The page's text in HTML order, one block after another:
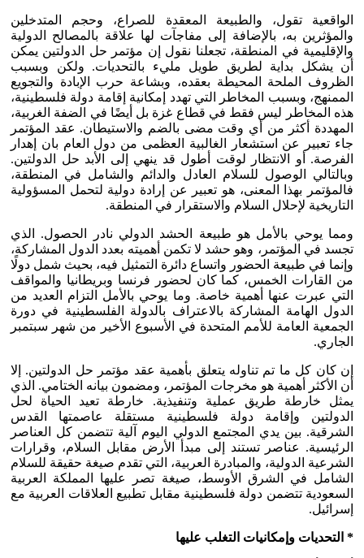
الواقعية تقول، والطبيعة المعقدة للصراع، وحجم المتدخلين
والمؤثرين به، بالإضافة إلى مفاجآت لها علاقة بالمصالح الدولية
والإقليمية في المنطقة، تجعلنا نقول إن مؤتمر حل الدولتين يمكن
أن يشكل بداية لطريق طويل مليء بالتحديات. ولكن وبسبب
الظروف الملحة المحيطة بعقده، وبشاعة حرب الإبادة والتجويع
الممنهج، وبسبب المخاطر التي تهدد إمكانية إقامة دولة فلسطينية،
هذه المخاطر ليس فقط في قطاع غزة بل أيضًا في الضفة الغربية،
المهددة أكثر من أي وقت مضى بالضم والاستيطان. عقد المؤتمر
جاء تعبير عن استشعار الغالبية العظمى من دول العام بان إهدار
الفرصة. أو الانتظار لوقت أطول قد ينهي إلى الأبد حل الدولتين.
وبالتالي الوصول للسلام العادل والدائم والشامل في المنطقة،
فالمؤتمر بهذا المعنى، هو تعبير عن إرادة دولية لتحمل المسؤولية
التاريخية لإحلال السلام والاستقرار في المنطقة.
ومما يوحي بالأمل هو طبيعة الحشد الدولي نادر الحصول. الذي
تجسد في المؤتمر، وهو حشد لا تكمن أهميته بعدد الدول المشاركة،
وإنما في طبيعة الحضور واتساع دائرة التمثيل فيه، بحيث شمل دولًا
من القارات الخمس، كما كان لحضور فرنسا وبريطانيا والمواقف
التي عبرت عنها أهمية خاصة. وما يوحي بالأمل التزام العديد من
الدول الهامة المشاركة بالاعتراف بالدولة الفلسطينية في دورة
الجمعية العامة للأمم المتحدة في الأسبوع الأخير من شهر سبتمبر
الجاري.
إن كان كل ما تم تناوله يتعلق بأهمية عقد مؤتمر حل الدولتين. إلا
أن الأكثر أهمية هو مخرجات المؤتمر، ومضمون بيانه الختامي. الذي
يمثل خارطة طريق عملية وتنفيذية. خارطة تعيد الحياة لحل
الدولتين وإقامة دولة فلسطينية مستقلة عاصمتها القدس
الشرقية. بين يدي المجتمع الدولي اليوم آلية تتضمن كل العناصر
الرئيسية. عناصر تستند إلى مبدأ الأرض مقابل السلام، وقرارات
الشرعية الدولية، والمبادرة العربية، التي تقدم صيغة حقيقة للسلام
الشامل في الشرق الأوسط، صيغة تصر عليها المملكة العربية
السعودية تتضمن دولة فلسطينية مقابل تطبيع العلاقات العربية مع
إسرائيل.
* التحديات وإمكانيات التغلب عليها